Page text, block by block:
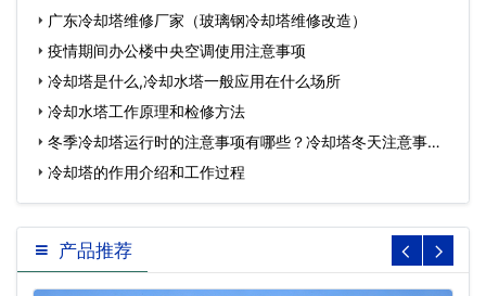
广东冷却塔维修厂家（玻璃钢冷却塔维修改造）
疫情期间办公楼中央空调使用注意事项
冷却塔是什么,冷却水塔一般应用在什么场所
冷却水塔工作原理和检修方法
冬季冷却塔运行时的注意事项有哪些？冷却塔冬天注意事
项…冷却塔的作用介绍和工作过程
产品推荐